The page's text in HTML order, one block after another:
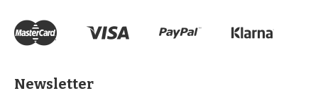
Newsletter